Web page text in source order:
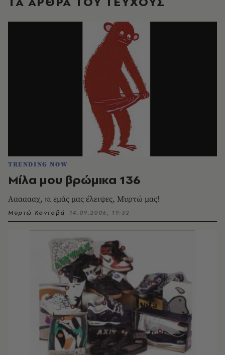
TRENDING NOW
Μίλα μου βρώμικα 136
Aαααααχ, κι εμάς μας έλειψες, Mυρτώ μας!
Μυρτώ Κοντοβά 14.09.2006, 19:32